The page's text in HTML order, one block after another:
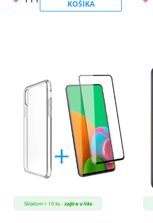
KOŠÍKA
Skladom > 10 ks -zajtra u Vás